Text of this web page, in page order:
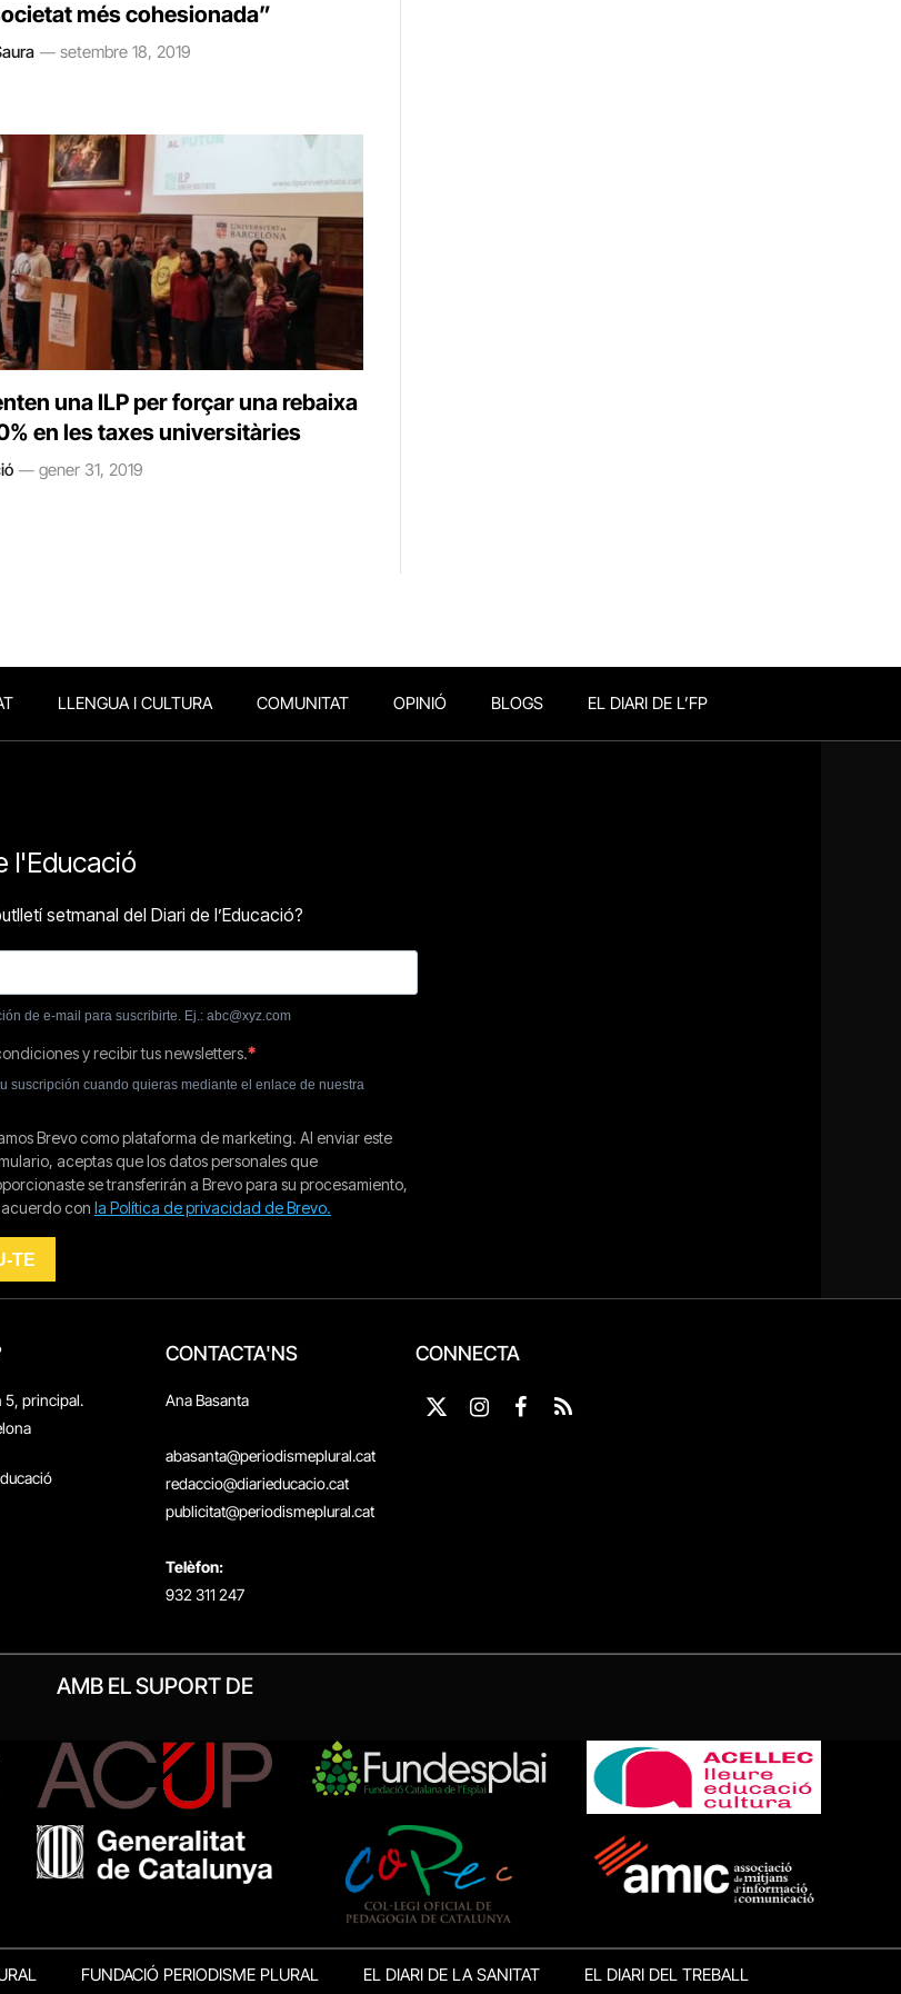
més cohesionada”
setembre 18, 2019
una ILP per forçar una rebaixa
en les taxes universitàries
gener 31, 2019
LLENGUA I CULTURA COMUNITAT OPINIÓ BLOGS EL DIARI DE L’FP
5, principal.
CONTACTA'NS
Ana Basanta
abasanta@periodismeplural.cat
redaccio@diarieducacio.cat
publicitat@periodismeplural.cat
Telèfon:
932 311 247
CONNECTA
X
Instagram
Facebook
RSS
AMB EL SUPORT DE
FUNDACIÓ PERIODISME PLURAL EL DIARI DE LA SANITAT EL DIARI DEL TREBALL